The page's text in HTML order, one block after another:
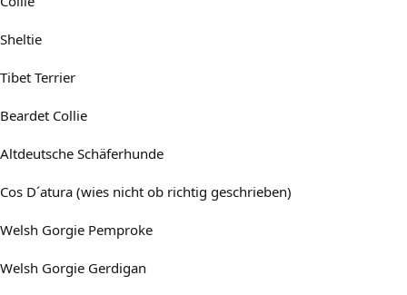
Sheltie
Tibet Terrier
Beardet Collie
Altdeutsche Schäferhunde
Cos D´atura (wies nicht ob richtig geschrieben)
Welsh Gorgie Pemproke
Welsh Gorgie Gerdigan